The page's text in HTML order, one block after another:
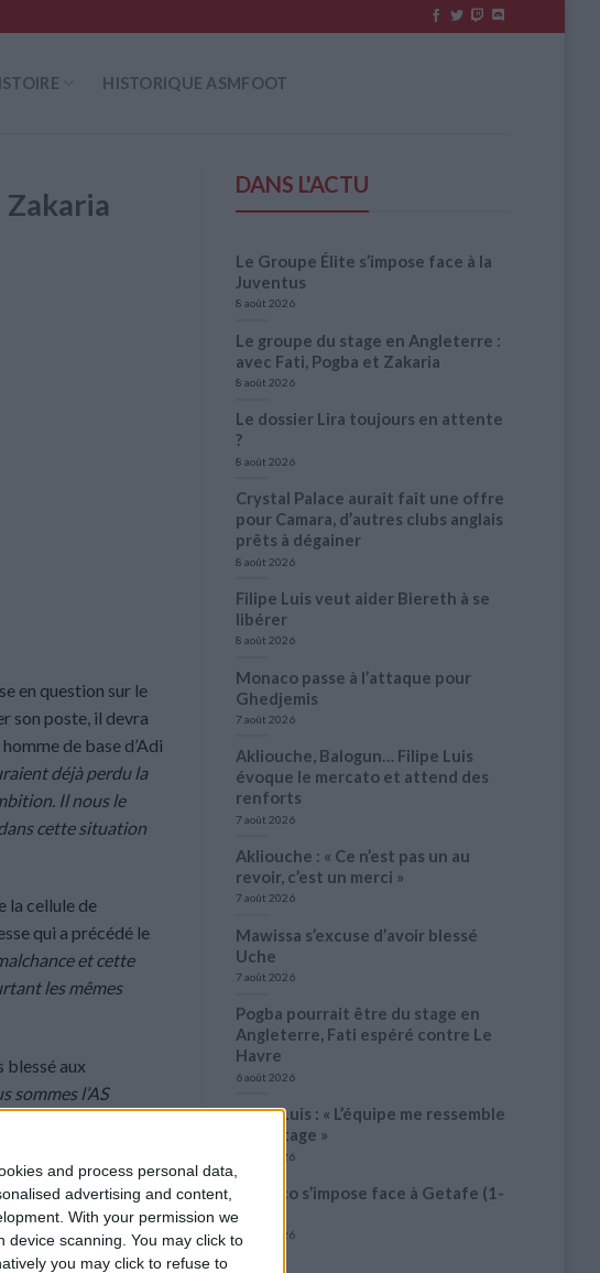
and process personal data,
advertising and content,
With your permission we
scanning. You may click to
you may click to refuse to
HISTORIQUE ASMFOOT
Zakaria
en question sur le
son poste, il devra
de base d’Adi
déjà perdu la
Il nous le
cette situation
la cellule de
qui a précédé le
et cette
les mêmes
blessé aux
sommes l’AS
mieux faire, on
n’est jamais
mieux et nous
DANS L'ACTU
Le Groupe Élite s’impose face à la
Juventus
8 août 2026
Le groupe du stage en Angleterre :
avec Fati, Pogba et Zakaria
8 août 2026
Le dossier Lira toujours en attente
?
8 août 2026
Crystal Palace aurait fait une offre
pour Camara, d’autres clubs anglais
prêts à dégainer
8 août 2026
Filipe Luis veut aider Biereth à se
libérer
8 août 2026
Monaco passe à l’attaque pour
Ghedjemis
7 août 2026
Akliouche, Balogun… Filipe Luis
évoque le mercato et attend des
renforts
7 août 2026
Akliouche : « Ce n’est pas un au
revoir, c’est un merci »
7 août 2026
Mawissa s’excuse d’avoir blessé
Uche
7 août 2026
Pogba pourrait être du stage en
Angleterre, Fati espéré contre Le
Havre
6 août 2026
Filipe Luis : « L’équipe me ressemble
davantage »
6 août 2026
Monaco s’impose face à Getafe (1-
0)
6 août 2026